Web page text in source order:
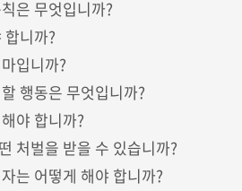
은 무엇입니까?
니까?
입니까?
행동은 무엇입니까?
야 합니까?
처벌을 받을 수 있습니까?
는 어떻게 해야 합니까?